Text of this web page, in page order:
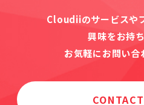
Cloudiiのサービスや
興味をお持
お気軽にお問い合